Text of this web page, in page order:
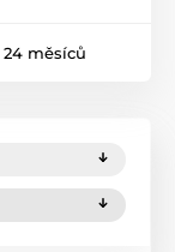
24 měsíců